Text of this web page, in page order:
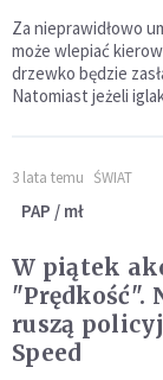
Za nieprawidłowo
może wlepiać
drzewko będzie
Natomiast jeżeli
3 lata temu ŚWIAT
PAP / mł
W piątek
"Prędkość".
ruszą
Speed